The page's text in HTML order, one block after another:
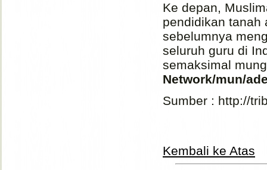
Ke depan,
pendidikan tanah
sebelumnya
seluruh guru di
semaksimal
Network/mun/
Sumber : http://
Kembali ke Atas